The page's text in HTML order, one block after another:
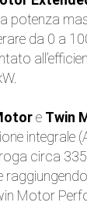
potenza
da 0 a
e Twin
integrale
circa
Motor